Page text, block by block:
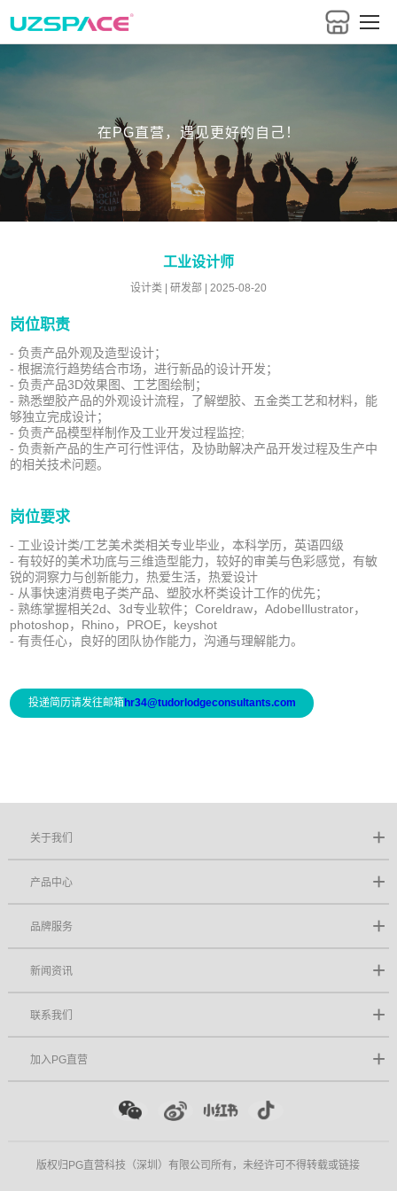
在PG直营，遇见更好的自己！
工业设计师
设计类 | 研发部 | 2025-08-20
岗位职责
- 负责产品外观及造型设计；
- 根据流行趋势结合市场，进行新品的设计开发；
- 负责产品3D效果图、工艺图绘制；
- 熟悉塑胶产品的外观设计流程，了解塑胶、五金类工艺和材料，能
够独立完成设计；
- 负责产品模型样制作及工业开发过程监控;
- 负责新产品的生产可行性评估，及协助解决产品开发过程及生产中
的相关技术问题。
岗位要求
- 工业设计类/工艺美术类相关专业毕业，本科学历，英语四级
- 有较好的美术功底与三维造型能力，较好的审美与色彩感觉，有敏
锐的洞察力与创新能力，热爱生活，热爱设计
- 从事快速消费电子类产品、塑胶水杯类设计工作的优先；
- 熟练掌握相关2d、3d专业软件；Coreldraw，AdobeIllustrator，
photoshop，Rhino，PROE，keyshot
- 有责任心，良好的团队协作能力，沟通与理解能力。
投递简历请发往邮箱 hr34@tudorlodgeconsultants.com
关于我们
产品中心
品牌服务
新闻资讯
联系我们
加入PG直营
版权归PG直营科技（深圳）有限公司所有，未经许可不得转载或链接